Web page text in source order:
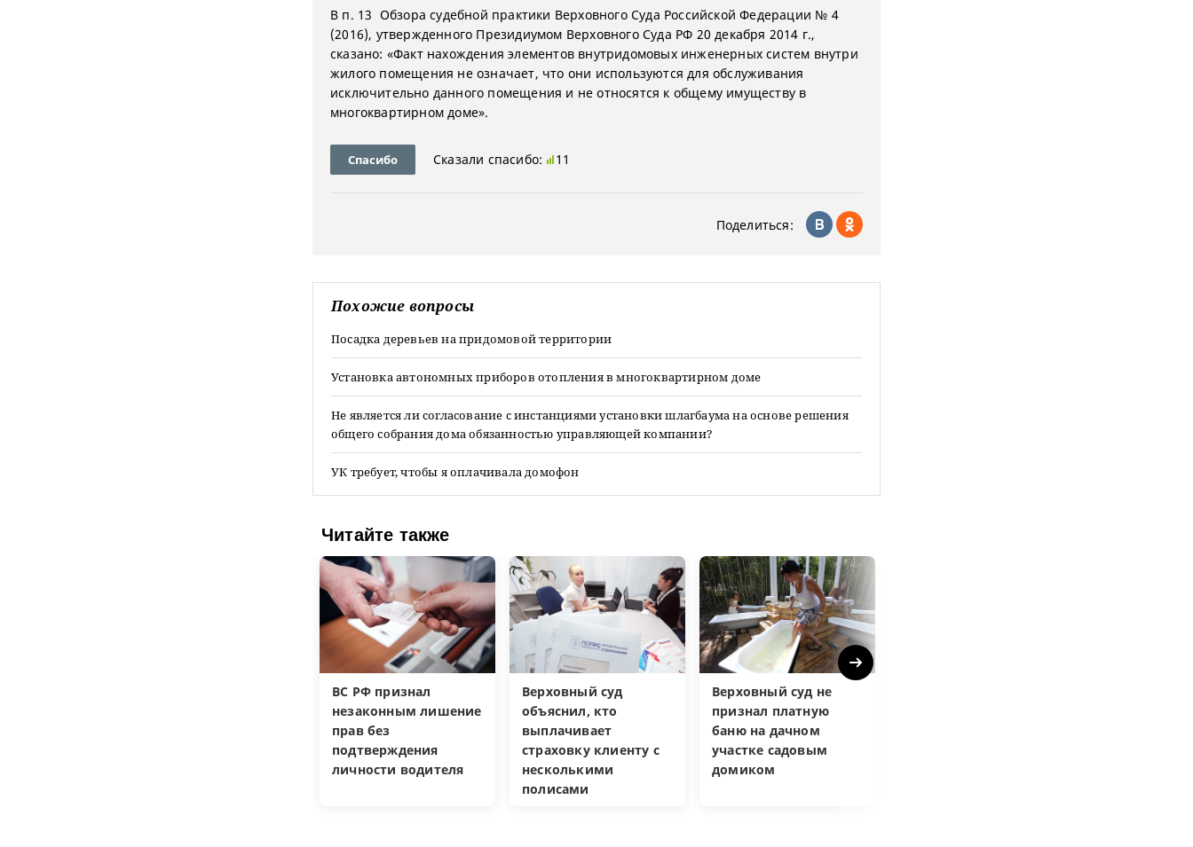
В п. 13 Обзора судебной практики Верховного Суда Российской Федерации № 4
(2016), утвержденного Президиумом Верховного Суда РФ 20 декабря 2014 г.,
сказано: «Факт нахождения элементов внутридомовых инженерных систем внутри
жилого помещения не означает, что они используются для обслуживания
исключительно данного помещения и не относятся к общему имуществу в
многоквартирном доме».
Спасибо Сказали спасибо: 11
Поделиться:
Похожие вопросы
Посадка деревьев на придомовой территории
Установка автономных приборов отопления в многоквартирном доме
Не является ли согласование с инстанциями установки шлагбаума на основе решения
общего собрания дома обязанностью управляющей компании?
УК требует, чтобы я оплачивала домофон
Читайте также
ВС РФ признал
незаконным лишение
прав без
подтверждения
личности водителя
Верховный суд
объяснил, кто
выплачивает
страховку клиенту с
несколькими
полисами
Верховный суд не
признал платную
баню на дачном
участке садовым
домиком
Next